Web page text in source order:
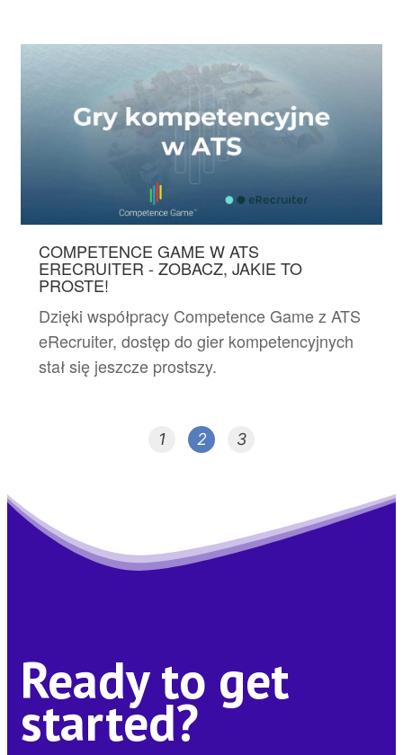
COMPETENCE GAME W ATS
ERECRUITER - ZOBACZ, JAKIE TO
PROSTE!
Dzięki współpracy Competence Game z ATS
eRecruiter, dostęp do gier kompetencyjnych
stał się jeszcze prostszy.
1 2 3
Ready to get
started?